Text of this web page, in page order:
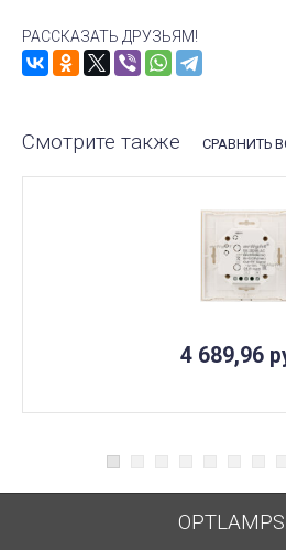
РАССКАЗАТЬ ДРУЗЬЯМ!
Смотрите также СРАВНИТЬ
4 689,96